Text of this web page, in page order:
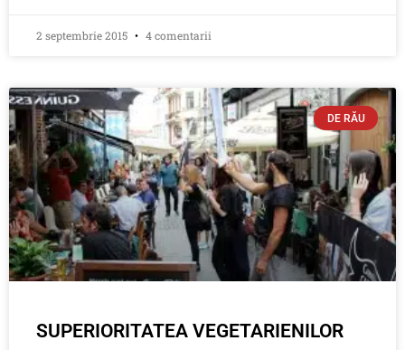
2 septembrie 2015 4 comentarii
DE RĂU
SUPERIORITATEA VEGETARIENILOR